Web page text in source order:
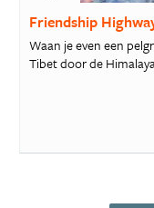
Friendship
Waan je even een
Tibet door de